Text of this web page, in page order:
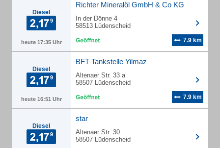
Diesel
heute 17:35 Uhr
Richter Mineralöl GmbH & Co KG
In der Dönne 4
58513 Lüdenscheid
7.9 km
Diesel
heute 16:51 Uhr
BFT Tankstelle Yilmaz
Altenaer Str. 33 a
58507 Lüdenscheid
7.9 km
Diesel
star
Altenaer Str. 30
58507 Lüdenscheid